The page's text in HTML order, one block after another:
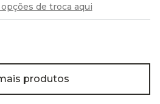
de troca aqui
produtos